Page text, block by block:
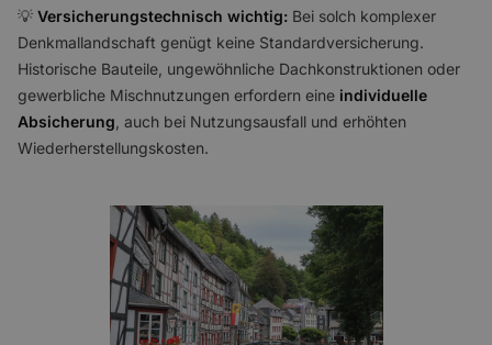
💡 Versicherungstechnisch wichtig: Bei solch komplexer
Denkmallandschaft genügt keine Standardversicherung.
Historische Bauteile, ungewöhnliche Dachkonstruktionen oder
gewerbliche Mischnutzungen erfordern eine individuelle
Absicherung , auch bei Nutzungsausfall und erhöhten
Wiederherstellungskosten.